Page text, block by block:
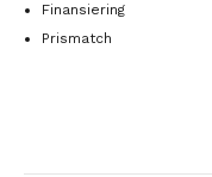
Finansiering
Prismatch